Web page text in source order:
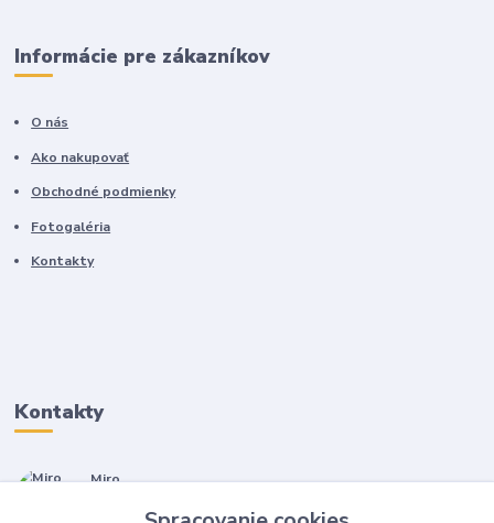
Informácie pre zákazníkov
O nás
Ako nakupovať
Obchodné podmienky
Fotogaléria
Kontakty
Kontakty
Miro